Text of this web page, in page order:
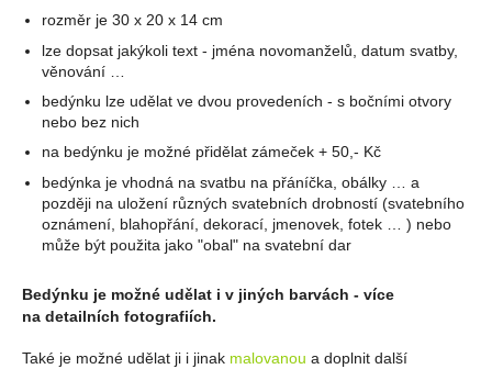
rozměr je 30 x 20 x 14 cm
lze dopsat jakýkoli text - jména novomanželů, datum svatby,
věnování …
bedýnku lze udělat ve dvou provedeních - s bočními otvory
nebo bez nich
na bedýnku je možné přidělat zámeček + 50,- Kč
bedýnka je vhodná na svatbu na přáníčka, obálky … a
později na uložení různých svatebních drobností (svatebního
oznámení, blahopřání, dekorací, jmenovek, fotek … ) nebo
může být použita jako "obal" na svatební dar
Bedýnku je možné udělat i v jiných barvách - více
na detailních fotografiích.
Také je možné udělat ji i jinak malovanou a doplnit další